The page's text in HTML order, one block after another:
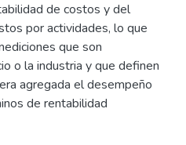
de costos y del
por actividades, lo que
que son
o la industria y que definen
agregada el desempeño
de rentabilidad